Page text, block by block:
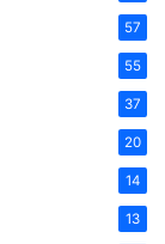
57
55
37
20
14
13